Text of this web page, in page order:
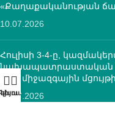
«Քաղաքականության
10.07.2026
Հուլիսի 3-4-ը,
նախապատրաստական
2026 միջազգային
10.07.2026